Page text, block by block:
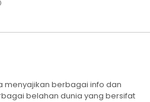
menyajikan berbagai info dan
belahan dunia yang bersifat